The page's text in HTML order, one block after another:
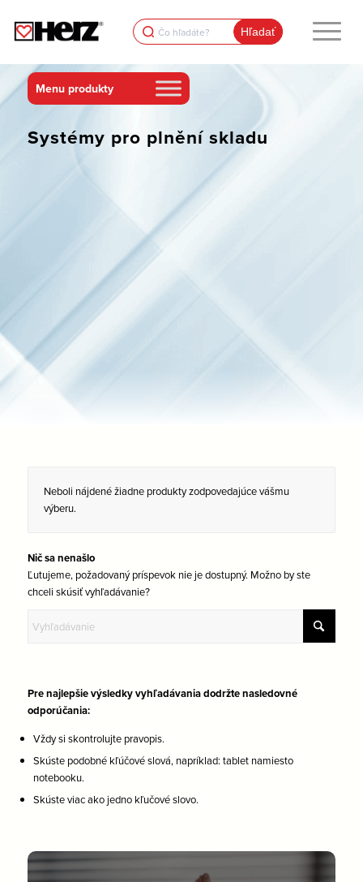
Search
for:
Systémy pro plnění skladu
Neboli nájdené žiadne produkty zodpovedajúce vášmu
výberu.
Nič sa nenašlo
Ľutujeme, požadovaný príspevok nie je dostupný. Možno by ste
chceli skúsiť vyhľadávanie?
Pre najlepšie výsledky vyhľadávania dodržte nasledovné
odporúčania:
Vždy si skontrolujte pravopis.
Skúste podobné kľúčové slová, napríklad: tablet namiesto
notebooku.
Skúste viac ako jedno kľučové slovo.